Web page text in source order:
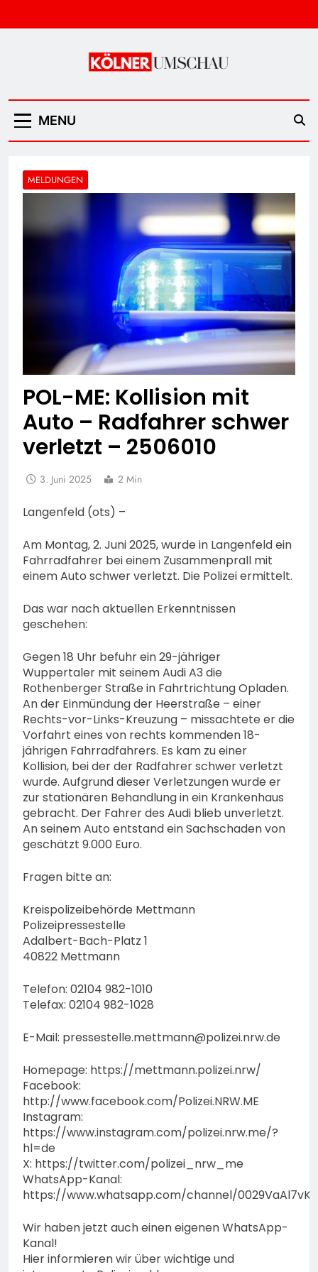
to
Kölner Umschau
MENU
MELDUNGEN
POL-ME: Kollision mit
Auto – Radfahrer schwer
verletzt – 2506010
3. Juni 2025 2 Min
Langenfeld (ots) –
Am Montag, 2. Juni 2025, wurde in Langenfeld ein
Fahrradfahrer bei einem Zusammenprall mit
einem Auto schwer verletzt. Die Polizei ermittelt.
Das war nach aktuellen Erkenntnissen
geschehen:
Gegen 18 Uhr befuhr ein 29-jähriger
Wuppertaler mit seinem Audi A3 die
Rothenberger Straße in Fahrtrichtung Opladen.
An der Einmündung der Heerstraße – einer
Rechts-vor-Links-Kreuzung – missachtete er die
Vorfahrt eines von rechts kommenden 18-
jährigen Fahrradfahrers. Es kam zu einer
Kollision, bei der der Radfahrer schwer verletzt
wurde. Aufgrund dieser Verletzungen wurde er
zur stationären Behandlung in ein Krankenhaus
gebracht. Der Fahrer des Audi blieb unverletzt.
An seinem Auto entstand ein Sachschaden von
geschätzt 9.000 Euro.
Fragen bitte an:
Kreispolizeibehörde Mettmann
Polizeipressestelle
Adalbert-Bach-Platz 1
40822 Mettmann
Telefon: 02104 982-1010
Telefax: 02104 982-1028
E-Mail: pressestelle.mettmann@polizei.nrw.de
Homepage: https://mettmann.polizei.nrw/
Facebook:
http://www.facebook.com/Polizei.NRW.ME
Instagram:
https://www.instagram.com/polizei.nrw.me/?
hl=de
X: https://twitter.com/polizei_nrw_me
WhatsApp-Kanal:
https://www.whatsapp.com/channel/
Wir haben jetzt auch einen eigenen WhatsApp-
Kanal!
Hier informieren wir über wichtige und